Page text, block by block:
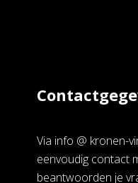
Via info @ kronen-
eenvoudig contact
beantwoorden je